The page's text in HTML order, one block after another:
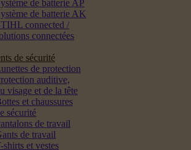
de batterie AP
de batterie AK
connected /
connectées
de sécurité
de protection
auditive,
visage et de la tête
et chaussures
sécurité
de travail
de travail
shirts et vestes